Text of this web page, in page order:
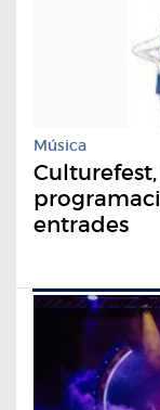
Música
entrades